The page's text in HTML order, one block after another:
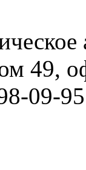
49,
09-